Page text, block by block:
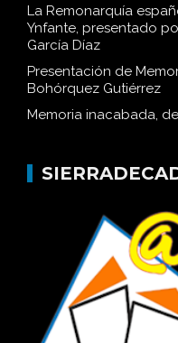
La Remonarquía
Ynfante, presentado
García Díaz
Presentación de
Bohórquez Gutiérrez
Memoria inacabada,